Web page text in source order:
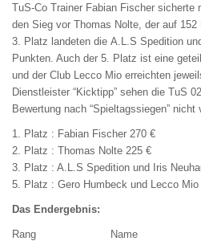
TuS-Co Trainer Fabian Fischer sicherte
den Sieg vor Thomas Nolte, der auf
3. Platz landeten die A.L.S Spedition
Punkten. Auch der 5. Platz ist eine
und der Club Lecco Mio erreichten
Dienstleister “Kicktipp” sehen die TuS
Bewertung nach “Spieltagssiegen” nicht
1. Platz : Fabian Fischer 270 €
2. Platz : Thomas Nolte 225 €
3. Platz : A.L.S Spedition und Iris
5. Platz : Gero Humbeck und Lecco Mio
Das Endergebnis:
Rang Name